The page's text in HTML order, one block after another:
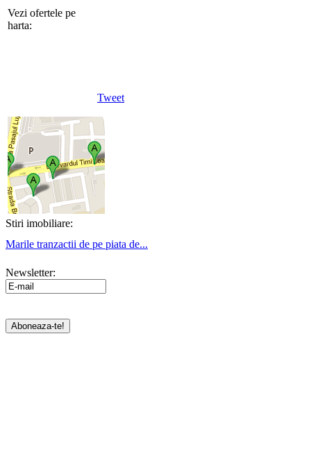
Tweet
Vezi ofertele pe
harta:
Stiri imobiliare:
Marile tranzactii de pe piata de...
Newsletter: